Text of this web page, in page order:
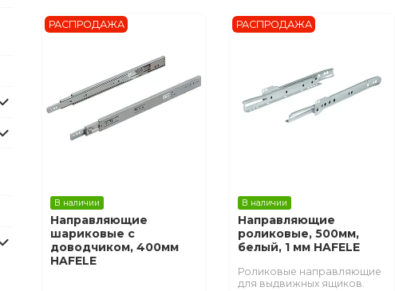
РАСПРОДАЖА
В наличии
Направляющие
шариковые с
доводчиком, 400мм
HAFELE
РАСПРОДАЖА
В наличии
Направляющие
роликовые, 500мм,
белый, 1 мм HAFELE
Роликовые направляющие
для выдвижных ящиков.